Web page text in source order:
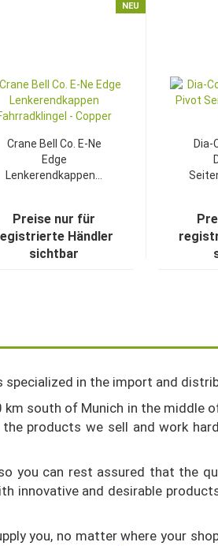
NEU
Crane Bell Co. E-Ne
Edge
Lenkerendkappen...
Preise nur für
Händler
sichtbar
Dia-
specialized in the import and
south of Munich in the middle
products we sell and work
you can rest assured that the
innovative and desirable
you, no matter where your